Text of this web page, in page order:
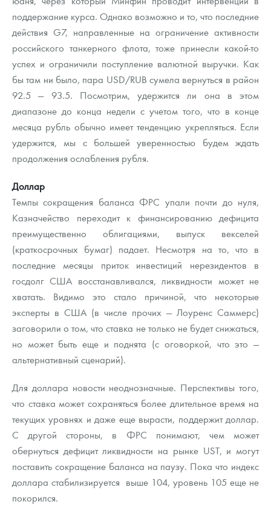
Русская нумизматика
Золотая карманная галерея
Монеты и жетоны из недрагоценных металлов
Книги по нумизматике
поддержание курса. Однако возможно и то, что последние
действия G7, направленные на ограничение активности
российского танкерного флота, тоже принесли какой-то
успех и ограничили поступление валютной выручки. Как
бы там ни было, пара USD/RUB сумела вернуться в район
92.5 — 93.5. Посмотрим, удержится ли она в этом
диапазоне до конца недели с учетом того, что в конце
месяца рубль обычно имеет тенденцию укрепляться. Если
удержится, мы с большей уверенностью будем ждать
продолжения ослабления рубля.
Доллар
Темпы сокращения баланса ФРС упали почти до нуля,
Казначейство переходит к финансированию дефицита
преимущественно облигациями, выпуск векселей
(краткосрочных бумаг) падает. Несмотря на то, что в
последние месяцы приток инвестиций нерезидентов в
госдолг США восстанавливался, ликвидности может не
хватать. Видимо это стало причиной, что некоторые
эксперты в США (в числе прочих — Лоуренс Саммерс)
заговорили о том, что ставка не только не будет снижаться,
но может быть еще и поднята (с оговоркой, что это —
альтернативный сценарий).
Для доллара новости неоднозначные. Перспективы того,
что ставка может сохраняться более длительное время на
текущих уровнях и даже еще вырасти, поддержит доллар.
С другой стороны, в ФРС понимают, чем может
обернуться дефицит ликвидности на рынке UST, и могут
поставить сокращение баланса на паузу. Пока что индекс
доллара стабилизируется выше 104, уровень 105 еще не
покорился.